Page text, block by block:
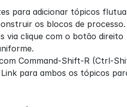
para adicionar tópicos
os blocos de processo.
via clique com o botão
Command-Shift-R (Ctrl-
para ambos os tópicos